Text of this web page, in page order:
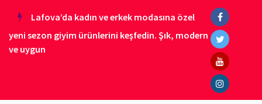
Lafova’da kadın ve erkek modasına özel
yeni sezon giyim ürünlerini keşfedin. Şık, modern
ve uygun